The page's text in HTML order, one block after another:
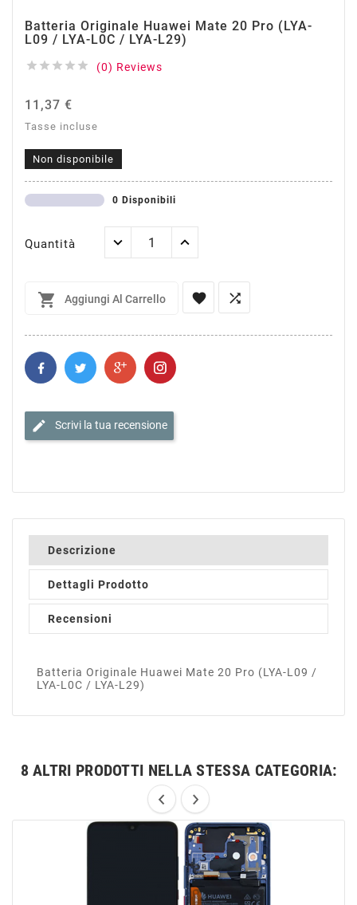
Batteria Originale Huawei Mate 20 Pro (LYA-
L09 / LYA-L0C / LYA-L29)
     (0) Reviews
11,37 €
Tasse incluse
Non disponibile
0 Disponibili
Quantità
 Aggiungi Al Carrello  
edit Scrivi la tua recensione
Descrizione
Dettagli Prodotto
Recensioni
Batteria Originale Huawei Mate 20 Pro (LYA-L09 /
LYA-L0C / LYA-L29)
8 ALTRI PRODOTTI NELLA STESSA CATEGORIA: